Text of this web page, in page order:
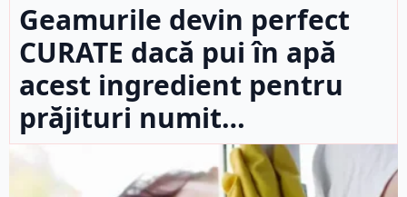
Geamurile devin perfect
CURATE dacă pui în apă
acest ingredient pentru
prăjituri numit…